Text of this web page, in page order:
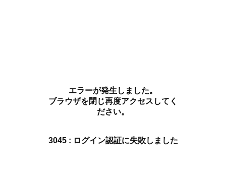
エラーが発生しました。
ブラウザを閉じ再度アクセスしてく
ださい。
3045 : ログイン認証に失敗しました